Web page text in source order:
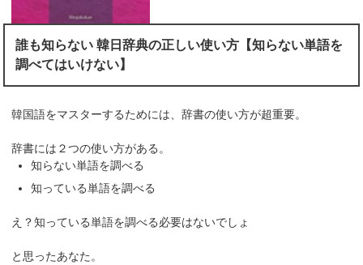
誰も知らない 韓日辞典の正しい使い方【知らない単語を
調べてはいけない】
韓国語をマスターするためには、辞書の使い方が超重要。
辞書には２つの使い方がある。
知らない単語を調べる
知っている単語を調べる
え？知っている単語を調べる必要はないでしょ
と思ったあなた。